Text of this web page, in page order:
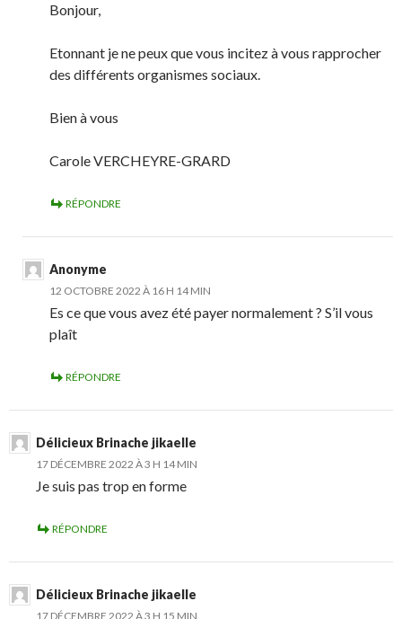
Bonjour,
Etonnant je ne peux que vous incitez à vous rapprocher
des différents organismes sociaux.
Bien à vous
Carole VERCHEYRE-GRARD
RÉPONDRE
Anonyme
12 OCTOBRE 2022 À 16 H 14 MIN
Es ce que vous avez été payer normalement ? S’il vous
plaît
RÉPONDRE
Délicieux Brinache jikaelle
17 DÉCEMBRE 2022 À 3 H 14 MIN
Je suis pas trop en forme
RÉPONDRE
Délicieux Brinache jikaelle
17 DÉCEMBRE 2022 À 3 H 15 MIN